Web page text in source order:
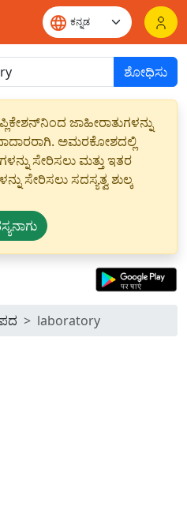
ಶೋಧಿಸು
ಜಾಹೀರಾತುಗಳನ್ನು
ಅಮರಕೋಶದಲ್ಲಿ
ಸೇರಿಸಲು ಮತ್ತು ಇತರ
ಸೇರಿಸಲು ಸದಸ್ಯತ್ವ ಶುಲ್ಕ
ಪದ laboratory